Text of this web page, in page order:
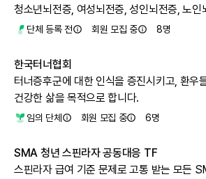
청소년뇌전증, 여성뇌전증, 성인뇌전증, 노인
및 완치를 위한 정보를 공유합니다.
단체 등록 전 회원 모집 중 8명
한국터너협회
터너증후군에 대한 인식을 증진시키고, 환우
건강한 삶을 목적으로 합니다.
임의 단체 회원 모집 중 6명
SMA 청년 스핀라자 공동대응 TF
스핀라자 급여 기준 문제로 고통 받는 모든